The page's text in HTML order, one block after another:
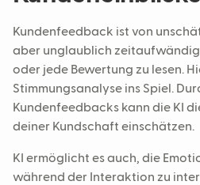
Kundenfeedback ist von
aber unglaublich zeitaufwändig
oder jede Bewertung zu lesen.
Stimmungsanalyse ins Spiel.
Kundenfeedbacks kann die KI
deiner Kundschaft einschätzen.
KI ermöglicht es auch, die
während der Interaktion zu